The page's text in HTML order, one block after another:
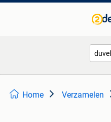
Home Verzamelen